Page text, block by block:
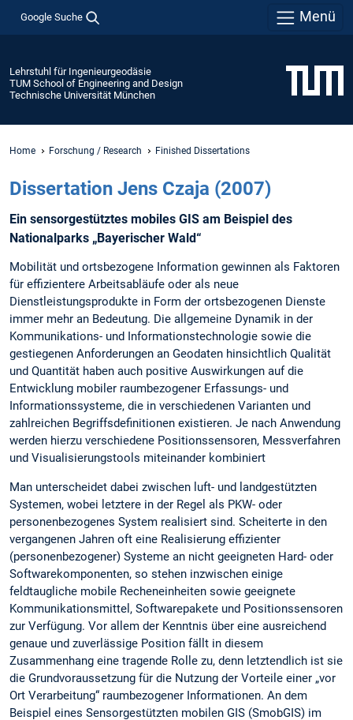
Google Suche Menü
Lehrstuhl für Ingenieurgeodäsie
TUM School of Engineering and Design
Technische Universität München
Home Forschung / Research Finished Dissertations
Dissertation Jens Czaja (2007)
Ein sensorgestütztes mobiles GIS am Beispiel des
Nationalparks „Bayerischer Wald“
Mobilität und ortsbezogene Information gewinnen als Faktoren
für effizientere Arbeitsabläufe oder als neue
Dienstleistungsprodukte in Form der ortsbezogenen Dienste
immer mehr an Bedeutung. Die allgemeine Dynamik in der
Kommunikations- und Informationstechnologie sowie die
gestiegenen Anforderungen an Geodaten hinsichtlich Qualität
und Quantität haben auch positive Auswirkungen auf die
Entwicklung mobiler raumbezogener Erfassungs- und
Informationssysteme, die in verschiedenen Varianten und
zahlreichen Begriffsdefinitionen existieren. Je nach Anwendung
werden hierzu verschiedene Positionssensoren, Messverfahren
und Visualisierungstools miteinander kombiniert
Man unterscheidet dabei zwischen luft- und landgestützten
Systemen, wobei letztere in der Regel als PKW- oder
personenbezogenes System realisiert sind. Scheiterte in den
vergangenen Jahren oft eine Realisierung effizienter
(personenbezogener) Systeme an nicht geeigneten Hard- oder
Softwarekomponenten, so stehen inzwischen einige
feldtaugliche mobile Recheneinheiten sowie geeignete
Kommunikationsmittel, Softwarepakete und Positionssensoren
zur Verfügung. Vor allem der Kenntnis über eine ausreichend
genaue und zuverlässige Position fällt in diesem
Zusammenhang eine tragende Rolle zu, denn letztendlich ist sie
die Grundvoraussetzung für die Nutzung der Vorteile einer „vor
Ort Verarbeitung“ raumbezogener Informationen. An dem
Beispiel eines Sensorgestützten mobilen GIS (SmobGIS) im